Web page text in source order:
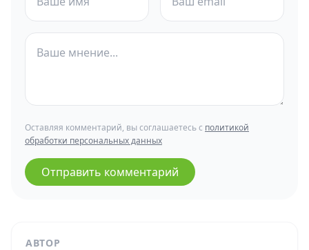
АВТОР
Оставляя комментарий, вы соглашаетесь с политикой
обработки персональных данных
Отправить комментарий